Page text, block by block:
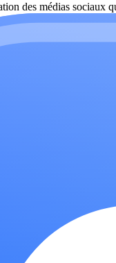
des médias sociaux